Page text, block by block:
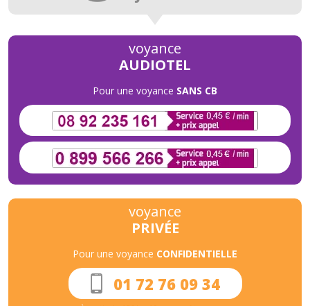
voyance
AUDIOTEL
Pour une voyance SANS CB
voyance
PRIVÉE
Pour une voyance CONFIDENTIELLE
01 72 76 09 34